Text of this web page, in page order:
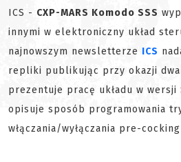
ICS - CXP-MARS Komodo SSS
innymi w elektroniczny układ
najnowszym newsletterze ICS
repliki publikując przy okazji
prezentuje pracę układu w wersji
opisuje sposób programowania
włączania/wyłączania pre-